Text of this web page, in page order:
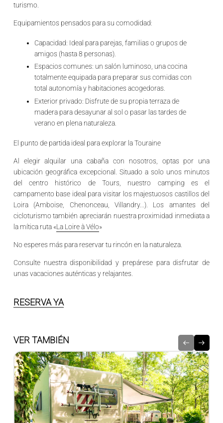
turismo.
Equipamientos pensados para su comodidad:
Capacidad: Ideal para parejas, familias o grupos de
amigos (hasta 8 personas).
Espacios comunes: un salón luminoso, una cocina
totalmente equipada para preparar sus comidas con
total autonomía y habitaciones acogedoras.
Exterior privado: Disfrute de su propia terraza de
madera para desayunar al sol o pasar las tardes de
verano en plena naturaleza.
El punto de partida ideal para explorar la Touraine
Al elegir alquilar una cabaña con nosotros, optas por una
ubicación geográfica excepcional. Situado a solo unos minutos
del centro histórico de Tours , nuestro camping es el
campamento base ideal para visitar los majestuosos castillos del
Loira(Amboise, Chenonceau, Villandry...). Los amantes del
cicloturismo también apreciarán nuestra proximidad inmediata a
la mítica ruta «La Loire à Vélo»
No esperes más para reservar tu rincón en la naturaleza.
Consulte nuestra disponibilidad y prepárese para disfrutar de
unas vacaciones auténticas y relajantes.
RESERVA YA
VER TAMBIÉN